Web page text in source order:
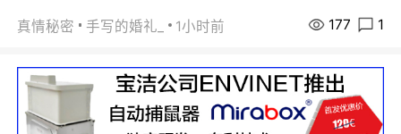
真情秘密 手写的婚礼_ 1小时前 177 1